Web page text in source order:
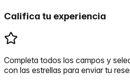
Califica tu experiencia
Completa todos los campos y
con las estrellas para enviar tu